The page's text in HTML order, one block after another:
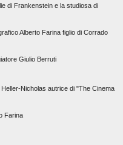
di Frankenstein e la studiosa di
Alberto Farina figlio di Corrado
Giulio Berruti
Nicholas autrice di "The Cinema
Farina